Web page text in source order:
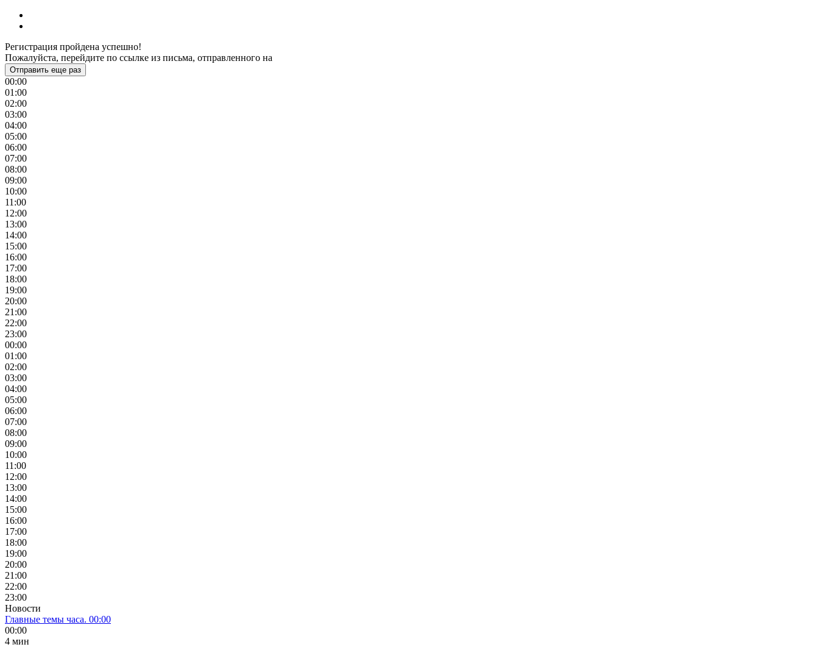
Регистрация пройдена успешно!
Пожалуйста, перейдите по ссылке из письма, отправленного на
Отправить еще раз
00:00
01:00
02:00
03:00
04:00
05:00
06:00
07:00
08:00
09:00
10:00
11:00
12:00
13:00
14:00
15:00
16:00
17:00
18:00
19:00
20:00
21:00
22:00
23:00
00:00
01:00
02:00
03:00
04:00
05:00
06:00
07:00
08:00
09:00
10:00
11:00
12:00
13:00
14:00
15:00
16:00
17:00
18:00
19:00
20:00
21:00
22:00
23:00
Новости
Главные темы часа. 00:00
00:00
4 мин